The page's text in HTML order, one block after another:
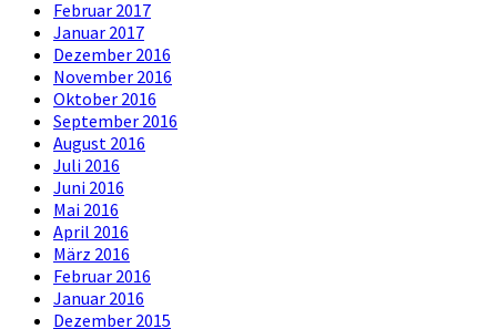
Februar 2017
Januar 2017
Dezember 2016
November 2016
Oktober 2016
September 2016
August 2016
Juli 2016
Juni 2016
Mai 2016
April 2016
März 2016
Februar 2016
Januar 2016
Dezember 2015